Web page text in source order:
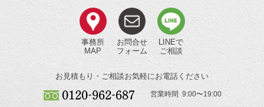
事務所
MAP
お問合せ
フォーム
LINEで
ご相談
お見積もり・ご相談お気軽にお電話ください
営業時間 9:00〜19:00